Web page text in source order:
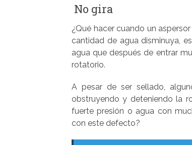
No gira
¿Qué hacer cuando un
cantidad de agua disminuya,
agua que después de entrar
rotatorio.
A pesar de ser sellado,
obstruyendo y deteniendo la
fuerte presión o agua con
con este defecto?